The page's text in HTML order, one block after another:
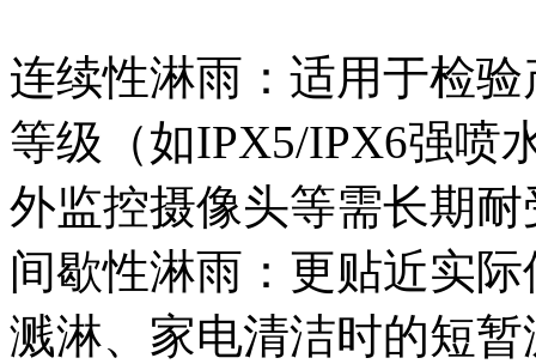
连续性淋雨：适用于检
等级（如IPX5/IPX6强喷
外监控摄像头等需长期
间歇性淋雨：更贴近实
溅淋、家电清洁时的短